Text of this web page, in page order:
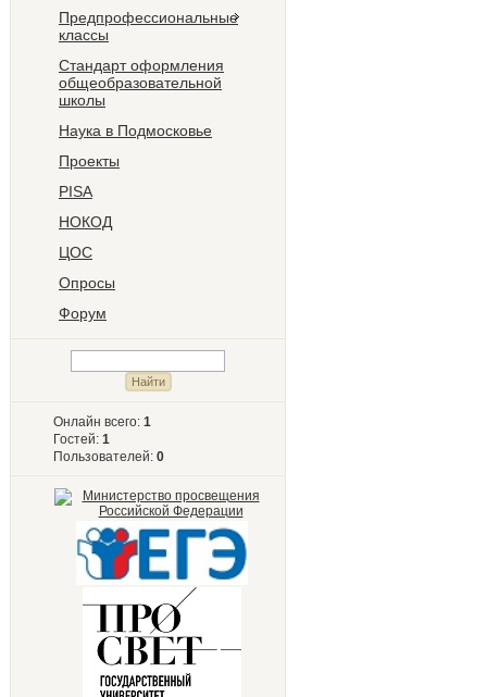
Предпрофессиональные
классы
Стандарт оформления
общеобразовательной
школы
Наука в Подмосковье
Проекты
PISA
НОКОД
ЦОС
Опросы
Форум
Онлайн всего: 1
Гостей: 1
Пользователей: 0